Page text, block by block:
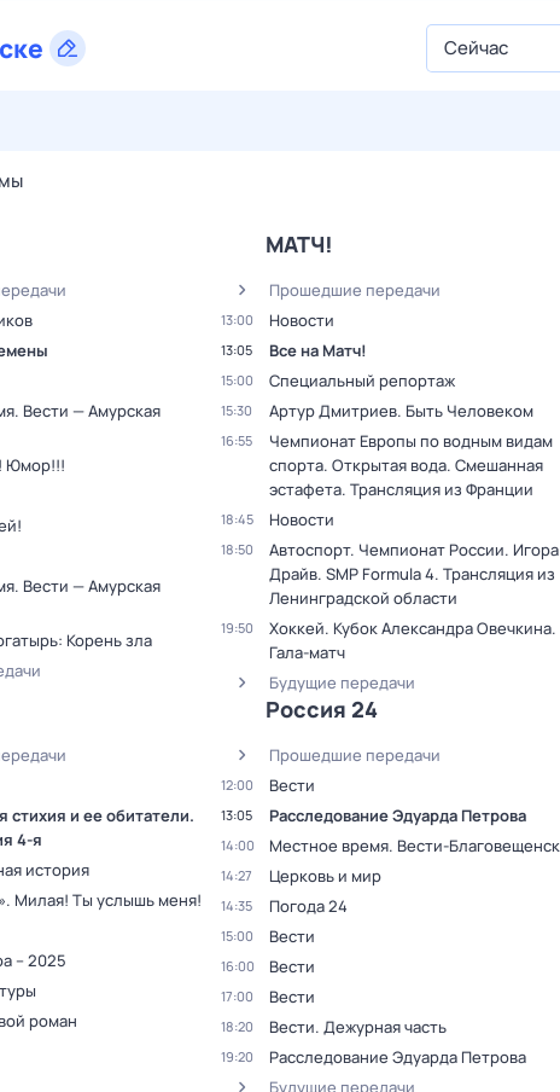
Сейчас
Вести — Амурская
Юмор!!!
Вести — Амурская
Корень зла
МАТЧ!
Прошедшие передачи
13:00 Новости
13:05 Все на Матч!
15:00 Специальный репортаж
15:30 Артур Дмитриев. Быть Человеком
16:55
Чемпионат Европы по водным видам
спорта. Открытая вода. Смешанная
эстафета. Трансляция из Франции
18:45 Новости
18:50
Автоспорт. Чемпионат России. Игора
Драйв. SMP Formula 4. Трансляция из
Ленинградской области
19:50
Хоккей. Кубок Александра Овечкина.
Гала-матч
Будущие передачи
стихия и ее обитатели.
4-я
история
Милая! Ты услышь меня!
– 2025
роман
Россия 24
Прошедшие передачи
12:00 Вести
13:05 Расследование Эдуарда Петрова
14:00 Местное время. Вести-Благовещенск
14:27 Церковь и мир
14:35 Погода 24
15:00 Вести
16:00 Вести
17:00 Вести
18:20 Вести. Дежурная часть
19:20
Расследование Эдуарда Петрова
Будущие передачи